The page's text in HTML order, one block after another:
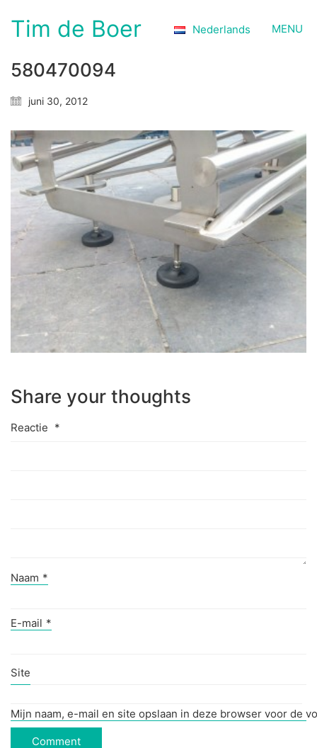
Tim de Boer Nederlands MENU
580470094
juni 30, 2012
Share your thoughts
Reactie *
Naam *
E-mail *
Site
Mijn naam, e-mail en site opslaan in deze browser voor de